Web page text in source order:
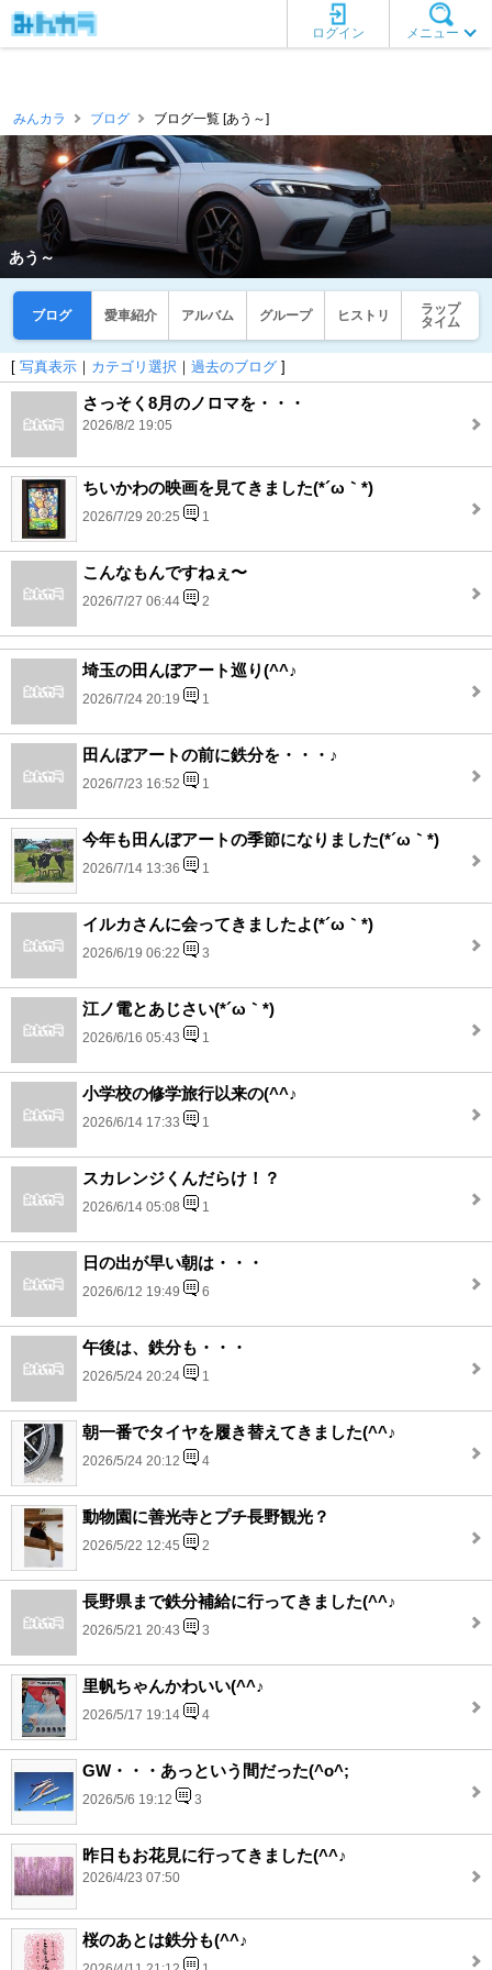
メニュー
ログイン
みんカラ ブログ ブログ一覧 [あう～]
あう～
ブログ 愛車紹介 アルバム グループ ヒストリ
ラップ
タイム
[ 写真表示 ｜ カテゴリ選択 ｜ 過去のブログ ]
さっそく8月のノロマを・・・
2026/8/2 19:05
ちいかわの映画を見てきました(*´ω｀*)
2026/7/29 20:25 1
こんなもんですねぇ〜
2026/7/27 06:44 2
埼玉の田んぼアート巡り(^^♪
2026/7/24 20:19 1
田んぼアートの前に鉄分を・・・♪
2026/7/23 16:52 1
今年も田んぼアートの季節になりました(*´ω｀*)
2026/7/14 13:36 1
イルカさんに会ってきましたよ(*´ω｀*)
2026/6/19 06:22 3
江ノ電とあじさい(*´ω｀*)
2026/6/16 05:43 1
小学校の修学旅行以来の(^^♪
2026/6/14 17:33 1
スカレンジくんだらけ！？
2026/6/14 05:08 1
日の出が早い朝は・・・
2026/6/12 19:49 6
午後は、鉄分も・・・
2026/5/24 20:24 1
朝一番でタイヤを履き替えてきました(^^♪
2026/5/24 20:12 4
動物園に善光寺とプチ長野観光？
2026/5/22 12:45 2
長野県まで鉄分補給に行ってきました(^^♪
2026/5/21 20:43 3
里帆ちゃんかわいい(^^♪
2026/5/17 19:14 4
GW・・・あっという間だった(^o^;
2026/5/6 19:12 3
昨日もお花見に行ってきました(^^♪
2026/4/23 07:50
桜のあとは鉄分も(^^♪